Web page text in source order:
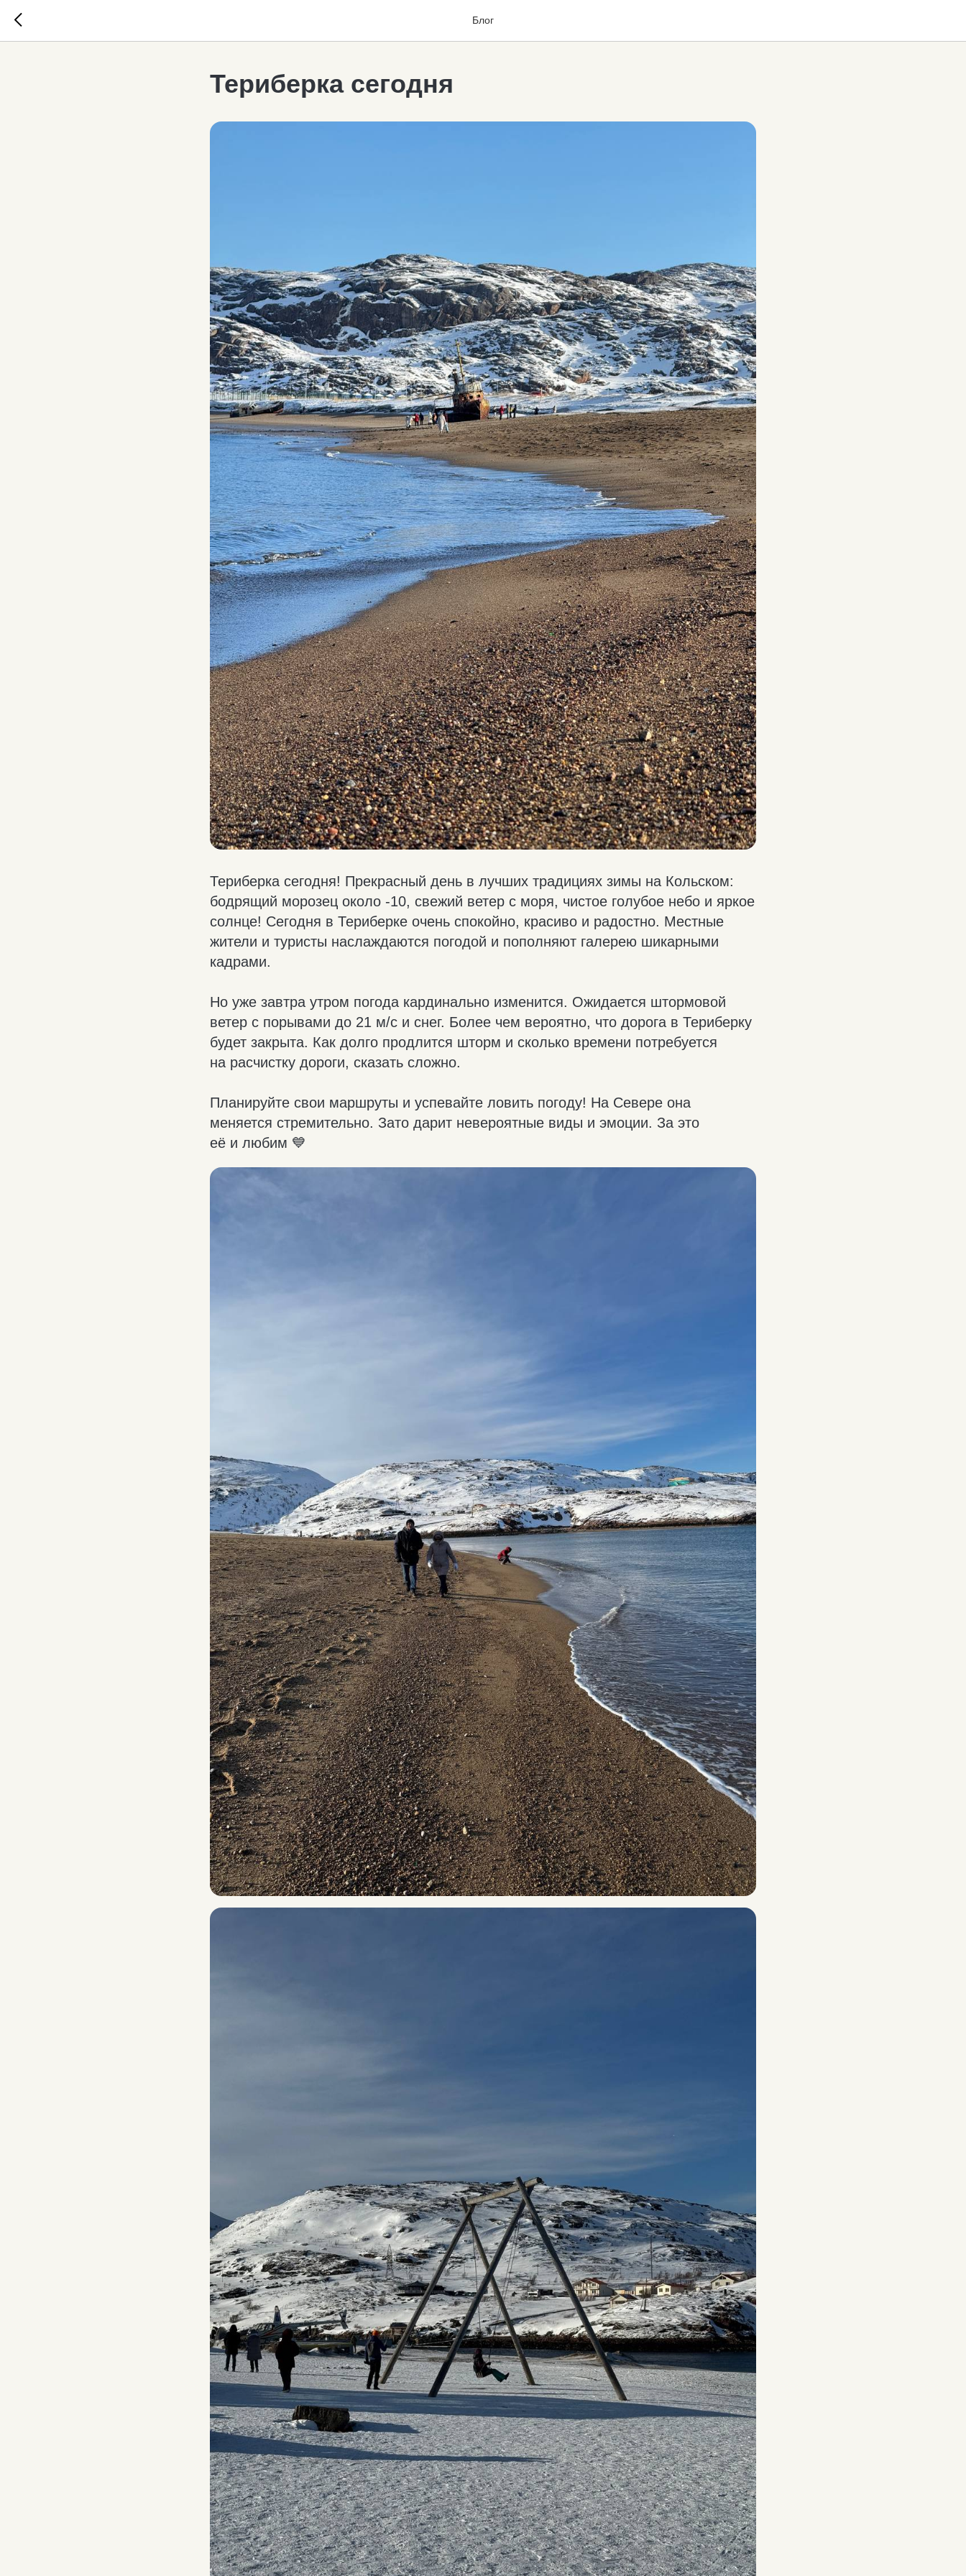
Блог
Териберка сегодня
Териберка сегодня! Прекрасный день в лучших традициях зимы на Кольском:
бодрящий морозец около -10, свежий ветер с моря, чистое голубое небо и яркое
солнце! Сегодня в Териберке очень спокойно, красиво и радостно. Местные
жители и туристы наслаждаются погодой и пополняют галерею шикарными
кадрами.
Но уже завтра утром погода кардинально изменится. Ожидается штормовой
ветер с порывами до 21 м/с и снег. Более чем вероятно, что дорога в Териберку
будет закрыта. Как долго продлится шторм и сколько времени потребуется
на расчистку дороги, сказать сложно.
Планируйте свои маршруты и успевайте ловить погоду! На Севере она
меняется стремительно. Зато дарит невероятные виды и эмоции. За это
её и любим 💙